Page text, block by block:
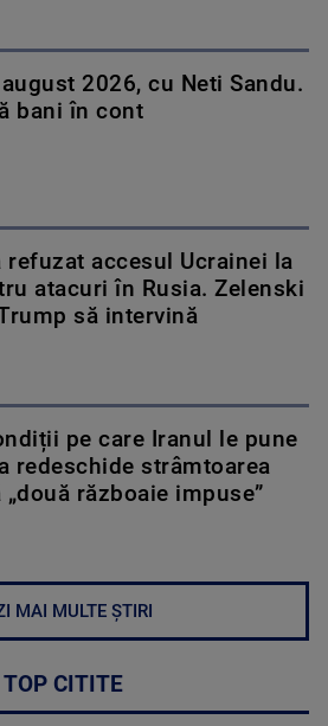
2026, cu Neti Sandu.
bani în cont
refuzat accesul Ucrainei la
atacuri în Rusia. Zelenski
să intervină
pe care Iranul le pune
redeschide strâmtoarea
războaie impuse”
MAI MULTE ȘTIRI
TOP CITITE